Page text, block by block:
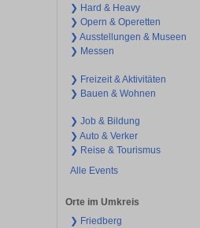
❯ Hard & Heavy
❯ Opern & Operetten
❯ Ausstellungen & Museen
❯ Messen
❯ Freizeit & Aktivitäten
❯ Bauen & Wohnen
❯ Job & Bildung
❯ Auto & Verker
❯ Reise & Tourismus
Alle Events
Orte im Umkreis
❯ Friedberg